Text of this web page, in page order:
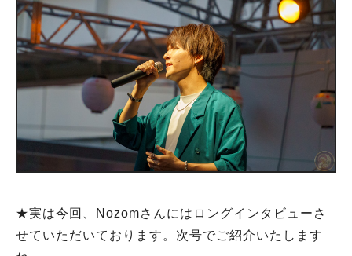
★実は今回、Nozomさんにはロングインタビューさ
せていただいております。次号でご紹介いたします